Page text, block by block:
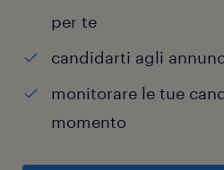
per te
candidarti agli
monitorare le tue
momento